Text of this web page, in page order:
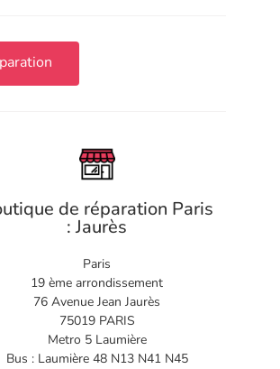
de réparation Paris
: Jaurès
Paris
19 ème arrondissement
76 Avenue Jean Jaurès
75019 PARIS
Metro 5 Laumière
Bus : Laumière 48 N13 N41 N45